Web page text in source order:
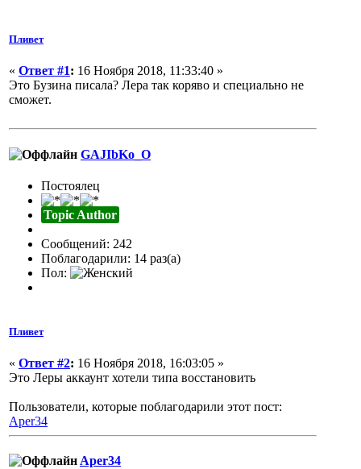
Пливет
« Ответ #1: 16 Ноября 2018, 11:33:40 »
Это Бузина писала? Лера так коряво и специально не
сможет.
GAJIbKo_O
Постоялец
Topic Author
Сообщений: 242
Поблагодарили: 14 раз(а)
Пол:
Пливет
« Ответ #2: 16 Ноября 2018, 16:03:05 »
Это Леры аккаунт хотели типа восстановить
Пользователи, которые поблагодарили этот пост:
Aper34
Aper34